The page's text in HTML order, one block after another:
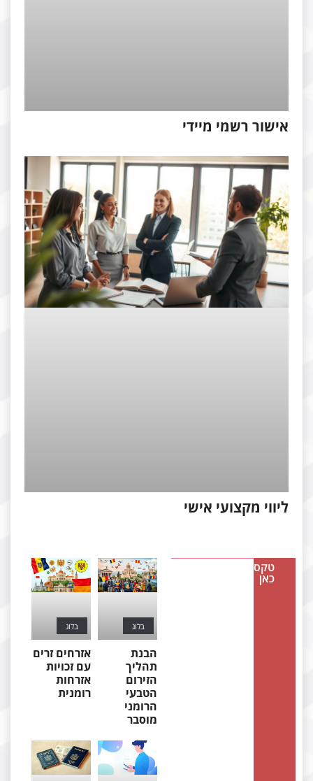
רשמי מיידי
מקצועי אישי
תהליך
הזירום
הטבעי
הרומני
מוסבר
אזרחים זרים
עם זכויות
אזרחות
רומנית